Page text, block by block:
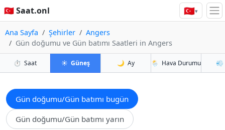
🇹🇷 Saat.onl 🇹🇷▾
Ana Sayfa Şehirler
Angers
Gün doğumu ve Gün batımı Saatleri in Angers
⏱️ Saat ☀️ Güneş 🌙 Ay 🌦️ Hava Durumu 💨
Gün doğumu/Gün batımı bugün
Gün doğumu/Gün batımı yarın